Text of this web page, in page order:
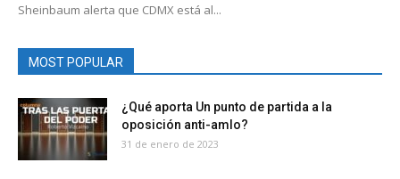
Sheinbaum alerta que CDMX está al...
MOST POPULAR
¿Qué aporta Un punto de partida a la
oposición anti-amlo?
31 de enero de 2023